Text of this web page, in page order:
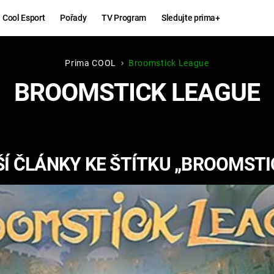
Cool Esport Pořady TV Program Sledujte prima+
Hry
KINGDOM
COME:
DELIVERANCE
ESPORT
Zábava
CHUCK
NORRIS
Prima COOL Broomstick League
BROOMSTICK LEAGUE
ČLÁNKY KE ŠTÍTKU